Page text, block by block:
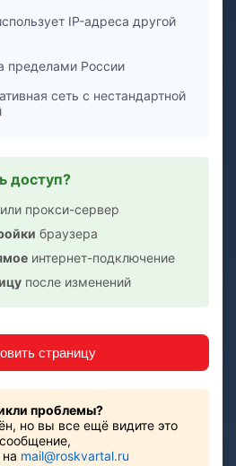
IP-адреса другой
пределами России
сеть с нестандартной
доступ?
или прокси-сервер
браузера
интернет-подключение
после изменений
страницу
проблемы?
но вы все ещё видите это
сообщение,
mail@roskvartal.ru